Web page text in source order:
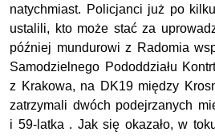
natychmiast. Policjanci już po
ustalili, kto może stać za
później mundurowi z Radomia
Samodzielnego Pododdziału
z Krakowa, na DK19 między
zatrzymali dwóch podejrzanych
i 59-latka . Jak się okazało, w